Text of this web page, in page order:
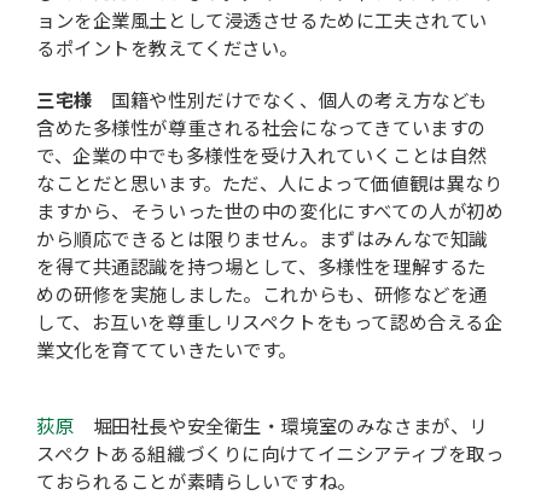
ョンを企業風土として浸透させるために工夫されてい
るポイントを教えてください。
三宅様 国籍や性別だけでなく、個人の考え方なども
含めた多様性が尊重される社会になってきていますの
で、企業の中でも多様性を受け入れていくことは自然
なことだと思います。ただ、人によって価値観は異なり
ますから、そういった世の中の変化にすべての人が初め
から順応できるとは限りません。まずはみんなで知識
を得て共通認識を持つ場として、多様性を理解するた
めの研修を実施しました。これからも、研修などを通
して、お互いを尊重しリスペクトをもって認め合える企
業文化を育てていきたいです。
荻原 堀田社長や安全衛生・環境室のみなさまが、リ
スペクトある組織づくりに向けてイニシアティブを取っ
ておられることが素晴らしいですね。